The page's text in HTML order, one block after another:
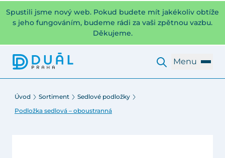
Spustili jsme nový web. Pokud budete mít jakékoliv obtíže
s jeho fungováním, budeme rádi za vaši zpětnou vazbu.
Děkujeme.
Menu
Úvod Sortiment
Sedlové podložky
Podložka sedlová – oboustranná